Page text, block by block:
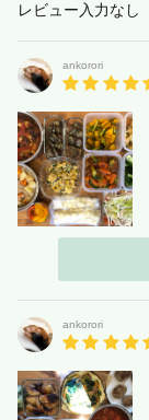
レビュー入力なし
ankorori
ankorori